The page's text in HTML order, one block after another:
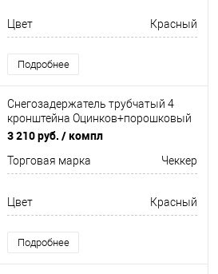
Цвет Красный
Подробнее
Снегозадержатель трубчатый 4
кронштейна Оцинков+порошковый
окрас 3000мм Чеккер
3 210 руб. / компл
Торговая марка Чеккер
Цвет Красный
Подробнее